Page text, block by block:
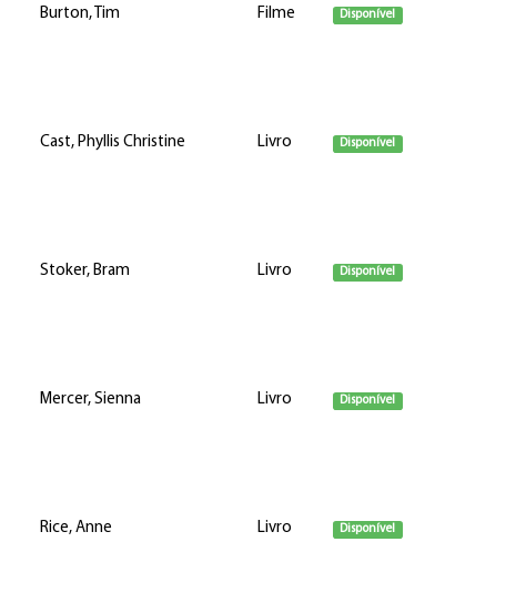
Burton, Tim Filme Disponível
Cast, Phyllis Christine Livro Disponível
Stoker, Bram Livro Disponível
Mercer, Sienna Livro Disponível
Rice, Anne Livro Disponível